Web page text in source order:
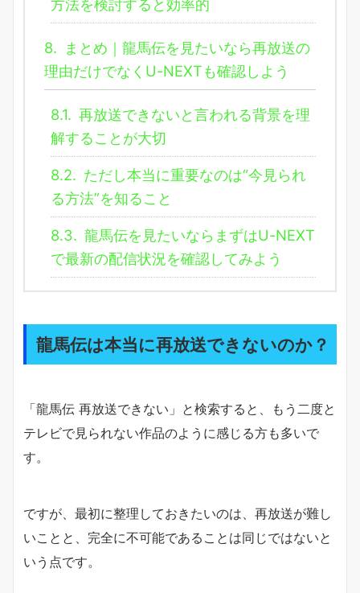
方法を検討すると効率的
8.
まとめ｜龍馬伝を見たいなら再放送の
理由だけでなくU-NEXTも確認しよう
8.1. 再放送できないと言われる背景を理
解することが大切
8.2. ただし本当に重要なのは“今見られ
る方法”を知ること
8.3. 龍馬伝を見たいならまずはU-NEXT
で最新の配信状況を確認してみよう
龍馬伝は本当に再放送できないのか？
「龍馬伝 再放送できない」と検索すると、もう二度と
テレビで見られない作品のように感じる方も多いで
す。
ですが、最初に整理しておきたいのは、再放送が難し
いことと、完全に不可能であることは同じではないと
いう点です。